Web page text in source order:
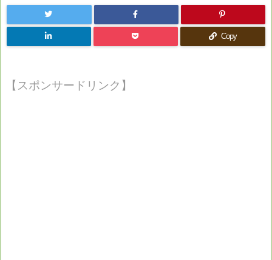
Copy
【スポンサードリンク】